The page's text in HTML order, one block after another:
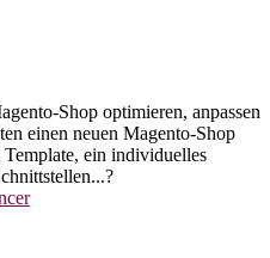
Shop optimieren, anpassen
einen neuen Magento-Shop
Template, ein individuelles